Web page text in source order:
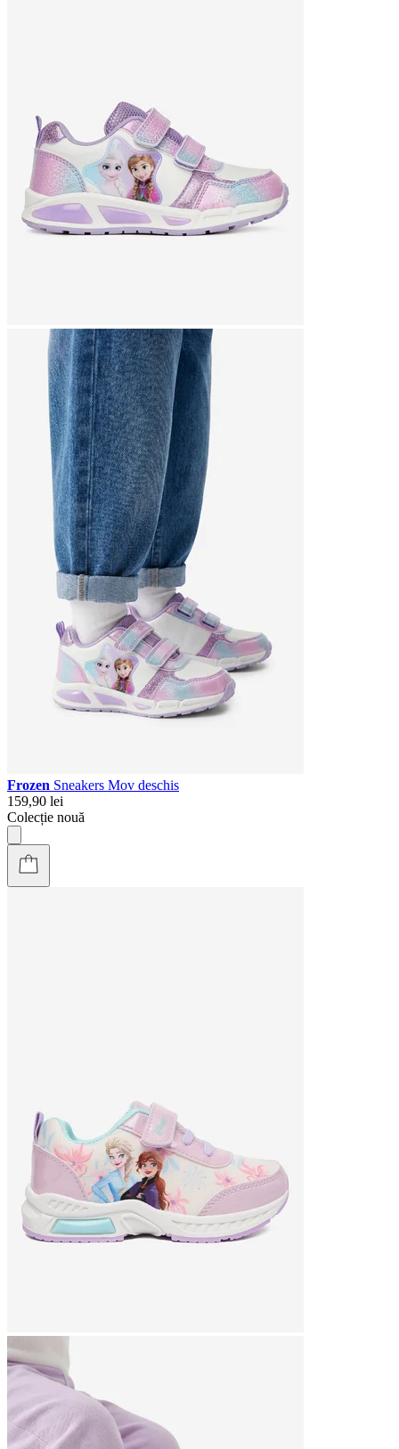
Frozen Sneakers Mov deschis
159,90 lei
Colecție nouă